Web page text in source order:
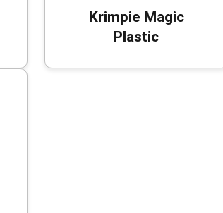
Krimpie Magic
Plastic